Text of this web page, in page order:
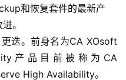
和恢复套件的最新产
。
迭。前身名为CA XOsoft
产品目前被称为CA
High Availability。